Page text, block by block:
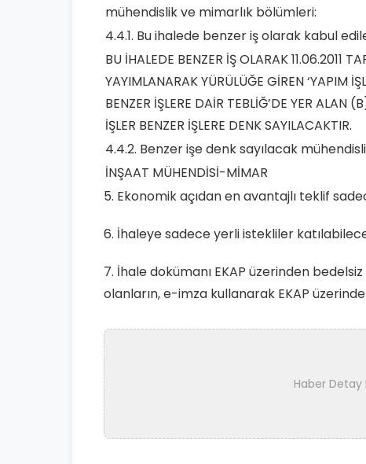
mühendislik ve mimarlık bölümleri:
4.4.1. Bu ihalede benzer iş olarak kabul
BU İHALEDE BENZER İŞ OLARAK 11.06.2011
YAYIMLANARAK YÜRÜLÜĞE GİREN ‘YAPIM
BENZER İŞLERE DAİR TEBLİĞ’DE YER ALAN
İŞLER BENZER İŞLERE DENK SAYILACAKTIR.
4.4.2. Benzer işe denk sayılacak
İNŞAAT MÜHENDİSİ-MİMAR
5. Ekonomik açıdan en avantajlı teklif
6. İhaleye sadece yerli istekliler
7. İhale dokümanı EKAP üzerinden
olanların, e-imza kullanarak EKAP
Haber Detay